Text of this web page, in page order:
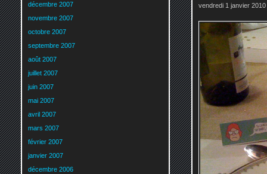
vendredi 1 janvier
décembre 2007
novembre 2007
octobre 2007
septembre 2007
août 2007
juillet 2007
juin 2007
mai 2007
avril 2007
mars 2007
février 2007
janvier 2007
décembre 2006